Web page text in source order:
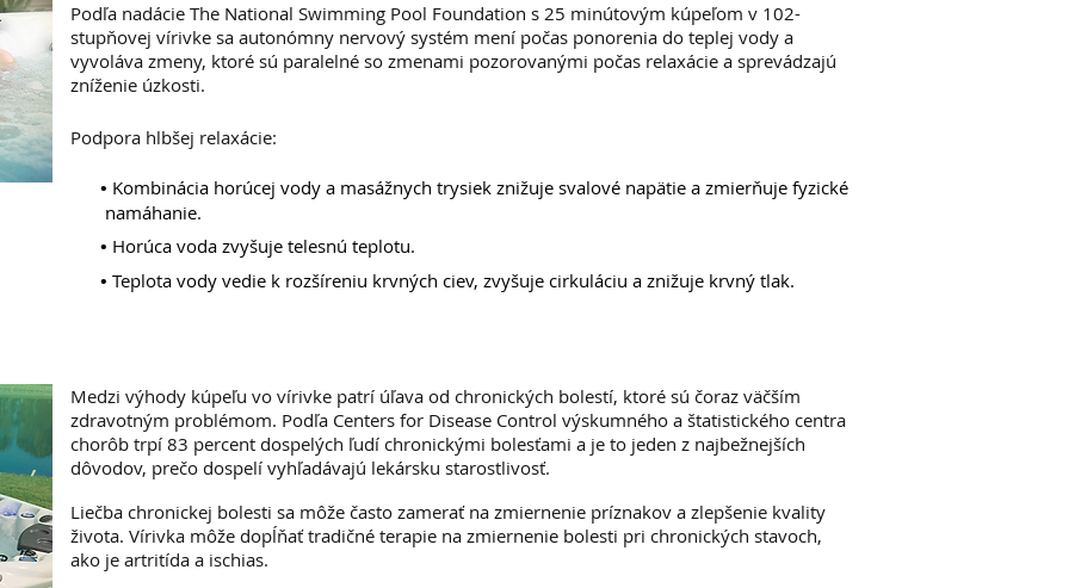
Podľa nadácie The National Swimming Pool Foundation s 25 minútovým kúpeľom v 102-
stupňovej vírivke sa autonómny nervový systém mení počas ponorenia do teplej vody a
vyvoláva zmeny, ktoré sú paralelné so zmenami pozorovanými počas relaxácie a sprevádzajú
zníženie úzkosti.
Podpora hlbšej relaxácie:
• Kombinácia horúcej vody a masážnych trysiek znižuje svalové napätie a zmierňuje fyzické
namáhanie.
• Horúca voda zvyšuje telesnú teplotu.
• Teplota vody vedie k rozšíreniu krvných ciev, zvyšuje cirkuláciu a znižuje krvný tlak.
Medzi výhody kúpeľu vo vírivke patrí úľava od chronických bolestí, ktoré sú čoraz väčším
zdravotným problémom. Podľa Centers for Disease Control výskumného a štatistického centra
chorôb trpí 83 percent dospelých ľudí chronickými bolesťami a je to jeden z najbežnejších
dôvodov, prečo dospelí vyhľadávajú lekársku starostlivosť.
Liečba chronickej bolesti sa môže často zamerať na zmiernenie príznakov a zlepšenie kvality
života. Vírivka môže dopĺňať tradičné terapie na zmiernenie bolesti pri chronických stavoch,
ako je artritída a ischias.